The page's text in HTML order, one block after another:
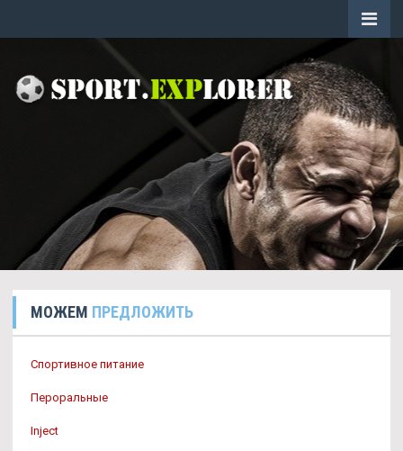
МОЖЕМ ПРЕДЛОЖИТЬ
Спортивное питание
Пероральные
Inject